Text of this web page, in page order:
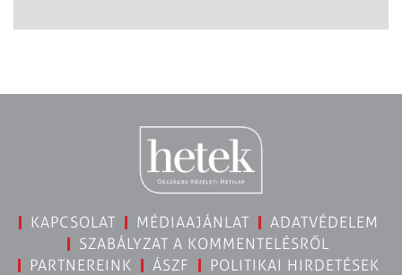
KAPCSOLAT MÉDIAAJÁNLAT
ADATVÉDELEM
SZABÁLYZAT A KOMMENTELÉSRŐL
PARTNEREINK
ÁSZF
POLITIKAI HIRDETÉSEK